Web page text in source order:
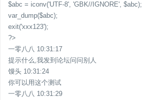
$abc = iconv('UTF-8', 'GBK//IGNORE', $abc);
var_dump($abc);
exit('xxx123');
?>
一零八八 10:31:17
提示什么,我发到论坛问问别人
馒头 10:31:24
你可以用这个测试
一零八八 10:31:29